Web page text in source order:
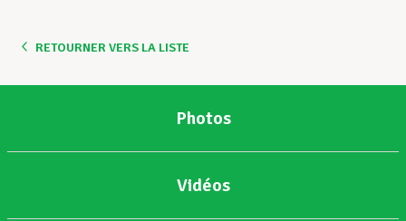
RETOURNER VERS LA LISTE
Photos
Vidéos